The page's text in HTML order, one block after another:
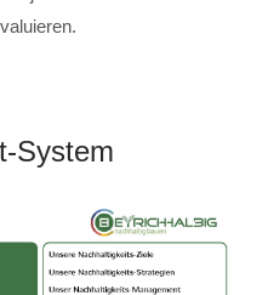
System